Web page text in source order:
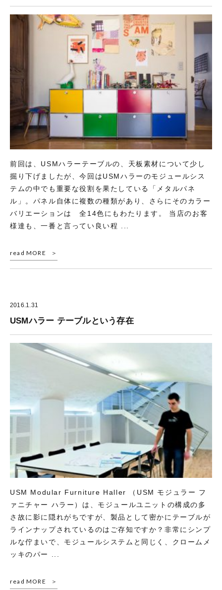
前回は、USMハラーテーブルの、天板素材について少し
掘り下げましたが、今回はUSMハラーのモジュールシス
テムの中でも重要な役割を果たしている「メタルパネ
ル」。パネル自体に複数の種類があり、さらにそのカラー
バリエーションは 全14色にもわたります。 当店のお客
様達も、一番と言ってい良い程 ...
read MORE
2016.1.31
USMハラー テーブルという存在
USM Modular Furniture Haller （USM モジュラー フ
ァニチャー ハラー）は、モジュールユニットの構成の多
さ故に影に隠れがちですが、製品として密かにテーブルが
ラインナップされているのはご存知ですか？非常にシンプ
ルな佇まいで、モジュールシステムと同じく、クロームメ
ッキのパー ...
read MORE